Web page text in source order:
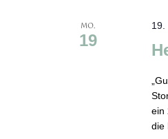
MO.
19
19.
ein
die